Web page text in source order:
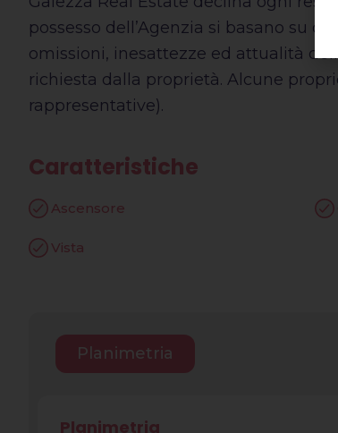
possesso dell’Agenzia si basano su
omissioni, inesattezze ed attualità
richiesta dalla proprietà. Alcune
rappresentative).
Caratteristiche
Ascensore
Vista
Planimetria
Planimetria